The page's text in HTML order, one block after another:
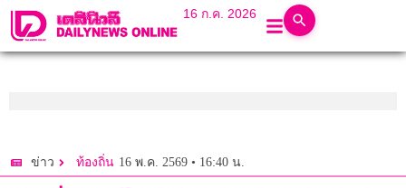
16 ก.ค. 2026
ข่าว ท้องถิ่น 16 พ.ค. 2569 • 16:40 น.